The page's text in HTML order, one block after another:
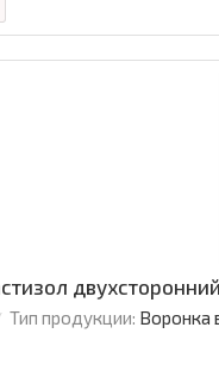
Тип продукции: Воронка